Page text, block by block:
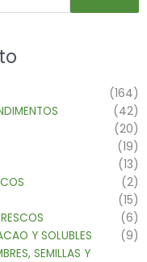
(164)
(42)
(20)
(19)
(13)
(2)
(15)
(6)
Y SOLUBLES
(9)
SEMILLAS Y